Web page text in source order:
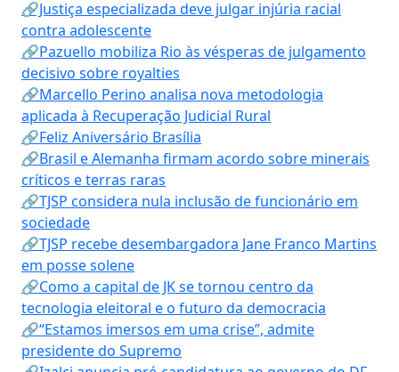
🔗Justiça especializada deve julgar injúria racial
contra adolescente
🔗Pazuello mobiliza Rio às vésperas de julgamento
decisivo sobre royalties
🔗Marcello Perino analisa nova metodologia
aplicada à Recuperação Judicial Rural
🔗Feliz Aniversário Brasília
🔗Brasil e Alemanha firmam acordo sobre minerais
críticos e terras raras
🔗TJSP considera nula inclusão de funcionário em
sociedade
🔗TJSP recebe desembargadora Jane Franco Martins
em posse solene
🔗Como a capital de JK se tornou centro da
tecnologia eleitoral e o futuro da democracia
🔗“Estamos imersos em uma crise”, admite
presidente do Supremo